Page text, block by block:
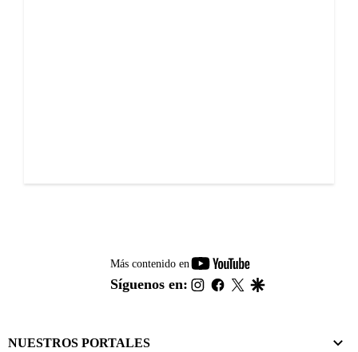
Más contenido en
youtube-
footer
Síguenos en: instagram
facebook
twitter
NUESTROS PORTALES